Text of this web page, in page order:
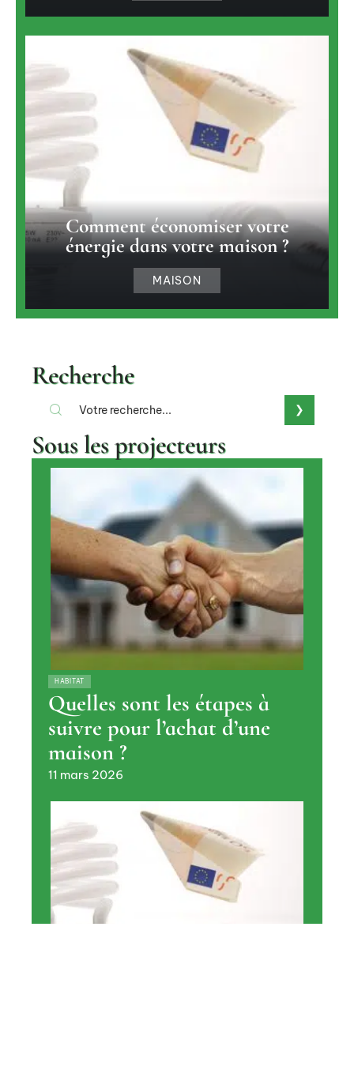
Comment économiser votre
énergie dans votre maison ?
MAISON
Recherche
Sous les projecteurs
HABITAT
Quelles sont les étapes à
suivre pour l’achat d’une
maison ?
11 mars 2026